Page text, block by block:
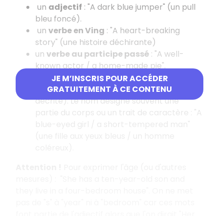
JE M’INSCRIS POUR ACCÉDER
GRATUITEMENT À CE CONTENU
un adjectif : "A dark blue jumper" (un pull
bleu foncé).
un verbe en Ving : "A heart-breaking
story" (une histoire déchirante)
un verbe au participe passé : "A well-
known actor / a home-made pie".
nom + ed(surtout pour parler d'une
caractéristique de la personne ou chose
décrite). Le nom désigne souvent une
partie du corps ou un trait de caractère : "A